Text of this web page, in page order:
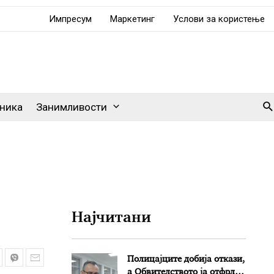
Импресум Маркетинг Услови за користење
Занимливости
Најчитани
Полицајците добија откази,
а Обвителството ја отфрли